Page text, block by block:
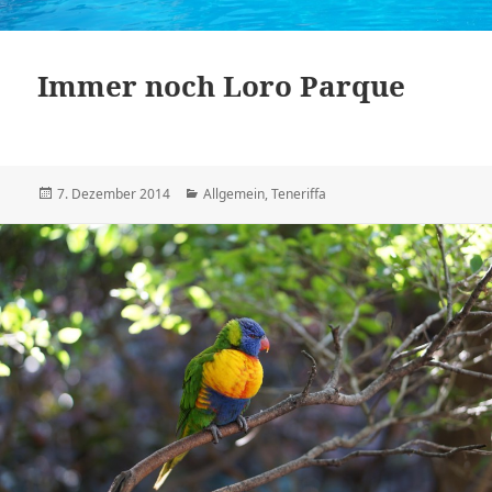
Immer noch Loro Parque
Veröffentlicht
7. Dezember 2014 Kategorien
Allgemein,Teneriffa